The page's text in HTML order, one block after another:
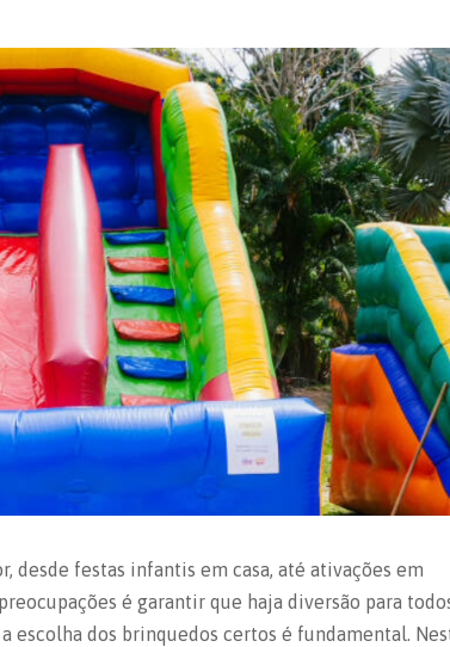
desde festas infantis em casa, até ativações em
é garantir que haja diversão para
escolha dos brinquedos certos é fundamental.